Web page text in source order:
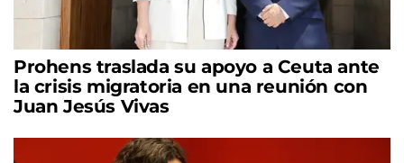
Prohens traslada su apoyo a Ceuta ante
la crisis migratoria en una reunión con
Juan Jesús Vivas